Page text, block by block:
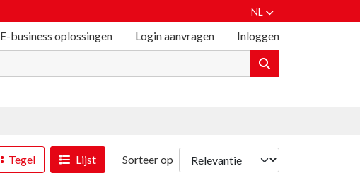
NL
E-business oplossingen Login aanvragen Inloggen
Tegel Lijst Sorteer op